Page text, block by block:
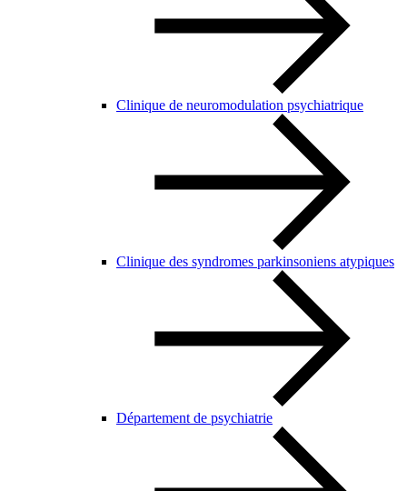
Clinique de neuromodulation psychiatrique
Clinique des syndromes parkinsoniens atypiques
Département de psychiatrie